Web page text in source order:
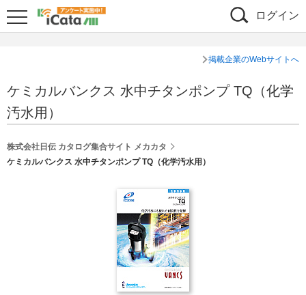
ログイン
掲載企業のWebサイトへ
ケミカルバンクス 水中チタンポンプ TQ（化学
汚水用）
株式会社日伝 カタログ集合サイト メカカタ
ケミカルバンクス 水中チタンポンプ TQ（化学汚水用）